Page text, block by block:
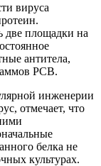
вируса
две площадки на
антитела,
РСВ.
инженерии
отмечает, что
белка не
культурах.